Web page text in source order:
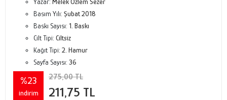
Basım Yılı: Şubat 2018
Baskı Sayısı: 1. Baskı
Cilt Tipi: Ciltsiz
Kağıt Tipi: 2. Hamur
Sayfa Sayısı: 36
%23
indirim
275,00 TL
211,75 TL